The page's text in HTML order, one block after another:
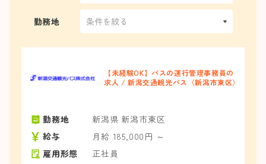
勤務地
【未経験OK】バスの運行管理事務員の
求人 / 新潟交通観光バス（新潟市東区）
勤務地
新潟県 新潟市東区
給与
月給 185,000円 ～
雇用形態
正社員